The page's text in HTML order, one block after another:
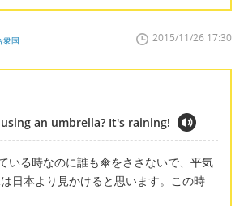
衆国 2015/11/26 17:30
an umbrella? It's raining!
いる時なのに誰も傘をささないで、平気
日本より見かけると思います。この時